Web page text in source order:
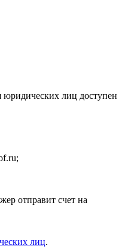
юридических лиц доступен
отправит счет на
лиц.